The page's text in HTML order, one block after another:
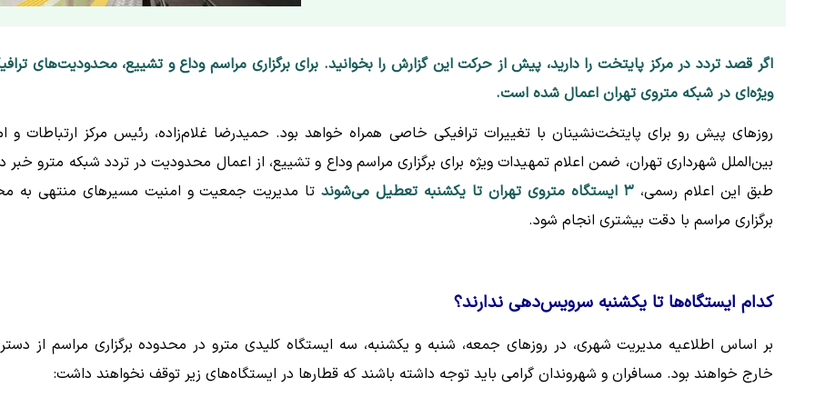
اگر قصد تردد در مرکز پایتخت را دارید، پیش از حرکت این گزارش را بخوانید. برای برگزاری مراسم وداع و تشییع، محدودیت‌های
ویژه‌ای در شبکه متروی تهران اعمال شده است.
روزهای پیش رو برای پایتخت‌نشینان با تغییرات ترافیکی خاصی همراه خواهد بود. حمیدرضا غلام‌زاده، رئیس مرکز ارتباطات و
بین‌الملل شهرداری تهران، ضمن اعلام تمهیدات ویژه برای برگزاری مراسم وداع و تشییع، از اعمال محدودیت در تردد شبکه مترو خبر
طبق این اعلام رسمی، ۳ ایستگاه متروی تهران تا یکشنبه تعطیل می‌شوند
تا مدیریت جمعیت و امنیت مسیرهای منتهی به
برگزاری مراسم با دقت بیشتری انجام شود.
کدام ایستگاه‌ها تا یکشنبه سرویس‌دهی ندارند؟
بر اساس اطلاعیه مدیریت شهری، در روزهای جمعه، شنبه و یکشنبه، سه ایستگاه کلیدی مترو در محدوده برگزاری مراسم از
خارج خواهند بود. مسافران و شهروندان گرامی باید توجه داشته باشند که قطارها در ایستگاه‌های زیر توقف نخواهند داشت: